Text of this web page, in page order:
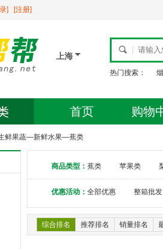
] [注册]
上海
热门搜索： 烟
首页 购物
鲜果蔬—新鲜水果—蕉类
商品类型： 蕉类 苹果类
优惠活动： 全部优惠 整箱批发
综合排名 推荐排名 销量排名